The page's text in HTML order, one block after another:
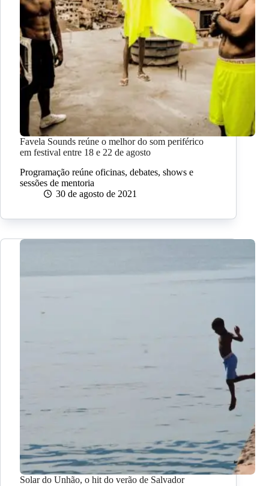
Favela Sounds reúne o melhor do som periférico
em festival entre 18 e 22 de agosto
Programação reúne oficinas, debates, shows e
sessões de mentoria
30 de agosto de 2021
Solar do Unhão, o hit do verão de Salvador